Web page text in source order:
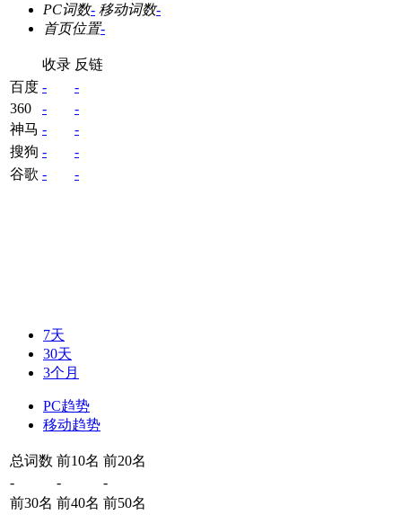
PC词数- 移动词数-
首页位置-
收录 反链
百度 -
-
360
-
-
神马 -
-
搜狗 -
-
谷歌 - -
7天
30天
3个月
PC趋势
移动趋势
总词数 前10名 前20名
-
-
-
前30名 前40名 前50名